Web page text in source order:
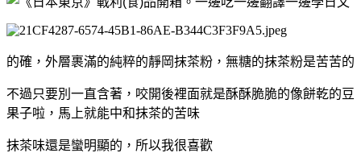
的確，外層裹滿的純粹的靜岡抹茶粉，無糖的抹茶粉是苦苦的
不過只要別一直含著，咬開後裡面就是酥酥脆脆的像餅乾的豆
果子啦，馬上就能中和抹茶的苦味
抹茶味還是蠻明顯的，所以我很喜歡